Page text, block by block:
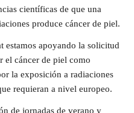
científicas de que una
produce cáncer de piel.
estamos apoyando la solicitud
el cáncer de piel como
la exposición a radiaciones
requieran a nivel europeo.
de jornadas de verano y